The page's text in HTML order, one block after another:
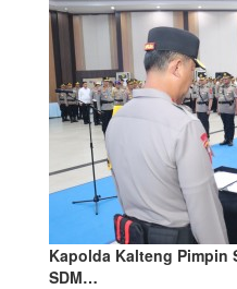
Kapolda Kalteng Pimpin
SDM…